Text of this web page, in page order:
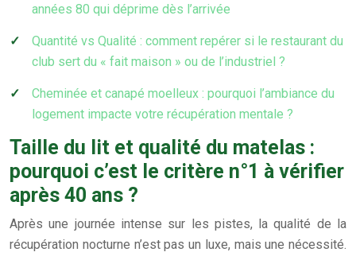
années 80 qui déprime dès l’arrivée
Quantité vs Qualité : comment repérer si le restaurant du
club sert du « fait maison » ou de l’industriel ?
Cheminée et canapé moelleux : pourquoi l’ambiance du
logement impacte votre récupération mentale ?
Taille du lit et qualité du matelas :
pourquoi c’est le critère n°1 à vérifier
après 40 ans ?
Après une journée intense sur les pistes, la qualité de la
récupération nocturne n’est pas un luxe, mais une nécessité.